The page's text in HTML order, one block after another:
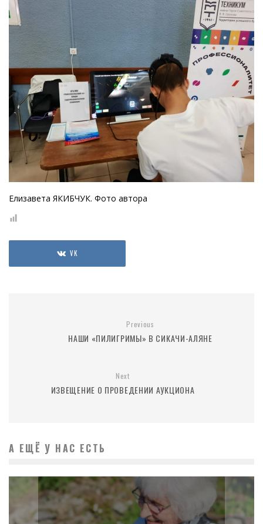
Елизавета ЯКИБЧУК. Фото автора
VK
Previous
НАШИ «ПИЛИГРИМЫ» В СИКАЧИ-АЛЯНЕ
Next
ИЗВЕЩЕНИЕ О ПРОВЕДЕНИИ АУКЦИОНА
А ЕЩЁ У НАС ЕСТЬ